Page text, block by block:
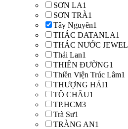
SƠN LA1
SƠN TRÀ1
Tây Nguyên1
THÁC DATANLA1
THÁC NƯỚC JEWEL
Thái Lan1
THIÊN ĐƯỜNG1
Thiền Viện Trúc Lâm1
THƯỢNG HẢI1
TÔ CHÂU1
TP.HCM3
Trà Sư1
TRÀNG AN1